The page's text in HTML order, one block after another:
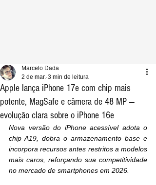
Apple lança iPhone 17e com chip mais
potente, MagSafe e câmera de 48 MP —
evolução clara sobre o iPhone 16e
Marcelo Dada
2 de mar. 3 min de leitura
Nova versão do iPhone acessível adota o
chip A19, dobra o armazenamento base e
incorpora recursos antes restritos a modelos
mais caros, reforçando sua competitividade
no mercado de smartphones em 2026.